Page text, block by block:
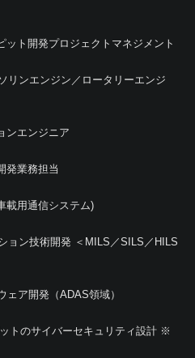
ット開発プロジェクトマネジメント
リンエンジン／ロータリーエンジ
ンエンジニア
発業務担当
載用通信システム)
ョン技術開発 ＜MILS／SILS／HILS
ェア開発（ADAS領域）
トのサイバーセキュリティ設計 ※